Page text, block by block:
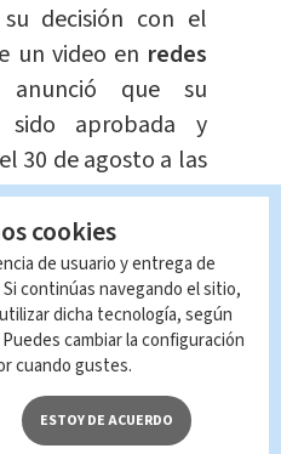
decisión con el
un video en redes
que su
sido aprobada y
30 de agosto a las
mundo el
del día”, dijo
en vivo,
mensaje
para sus
cookies
de usuario y entrega de
continúas navegando el sitio,
dicha tecnología, según
Puedes cambiar la configuración
cuando gustes.
ESTOY DE ACUERDO